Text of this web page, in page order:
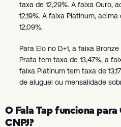
taxa de 12,29%. A faixa Ouro,
12,19%. A faixa Platinum,
12,09%.
Para Elo no D+1, a faixa
Prata tem taxa de 13,47%, a
faixa Platinum tem taxa de
de aluguel ou mensalidade
O Fala Tap funciona
CNPJ?